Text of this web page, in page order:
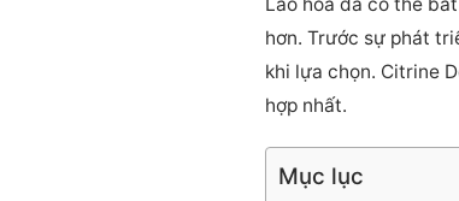
hơn. Trước sự phát
khi lựa chọn. Citrine
hợp nhất.
Mục lục